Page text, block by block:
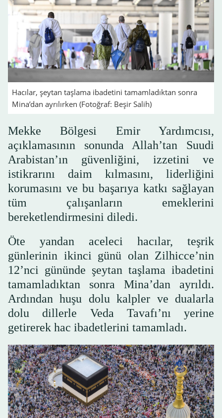
Hacılar, şeytan taşlama ibadetini tamamladıktan sonra
Mina’dan ayrılırken (Fotoğraf: Beşir Salih)
Mekke Bölgesi Emir Yardımcısı,
açıklamasının sonunda Allah’tan Suudi
Arabistan’ın güvenliğini, izzetini ve
istikrarını daim kılmasını, liderliğini
korumasını ve bu başarıya katkı sağlayan
tüm çalışanların emeklerini
bereketlendirmesini diledi.
Öte yandan aceleci hacılar, teşrik
günlerinin ikinci günü olan Zilhicce’nin
12’nci gününde şeytan taşlama ibadetini
tamamladıktan sonra Mina’dan ayrıldı.
Ardından huşu dolu kalpler ve dualarla
dolu dillerle Veda Tavafı’nı yerine
getirerek hac ibadetlerini tamamladı.